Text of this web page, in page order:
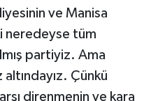
ve Manisa
neredeyse tüm
partiyiz. Ama
altındayız. Çünkü
direnmenin ve kara